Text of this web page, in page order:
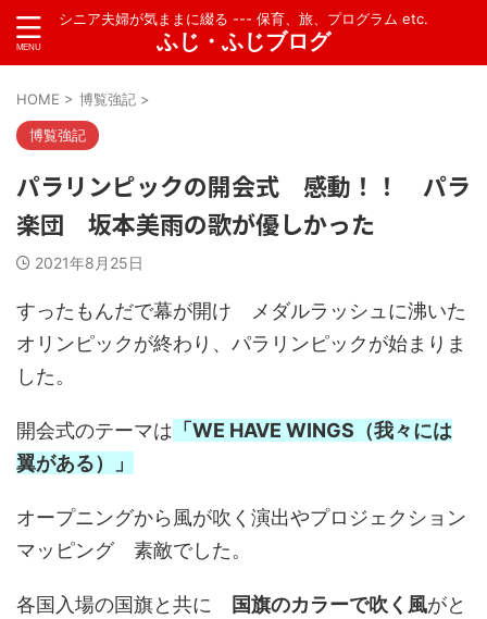
シニア夫婦が気ままに綴る --- 保育、旅、プログラム etc.
ふじ・ふじブログ
HOME > 博覧強記 >
博覧強記
パラリンピックの開会式 感動！！ パラ
楽団 坂本美雨の歌が優しかった
2021年8月25日
すったもんだで幕が開け メダルラッシュに沸いた
オリンピックが終わり、パラリンピックが始まりま
した。
開会式のテーマは 「WE HAVE WINGS（我々には
翼がある）」
オープニングから風が吹く演出やプロジェクション
マッピング 素敵でした。
各国入場の国旗と共に 国旗のカラーで吹く風がと